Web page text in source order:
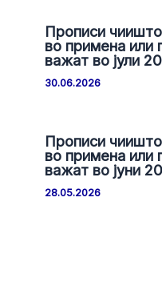
Прописи
во примена или
важат во јули
30.06.2026
Прописи
во примена или
важат во јуни
28.05.2026